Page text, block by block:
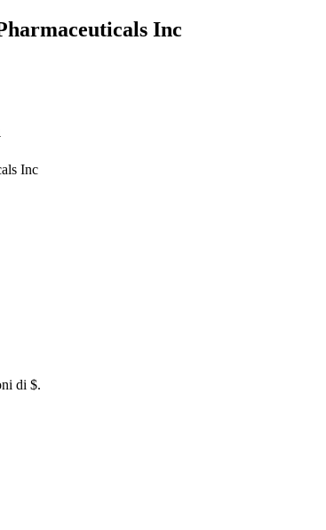
Inc
Inc
di $.